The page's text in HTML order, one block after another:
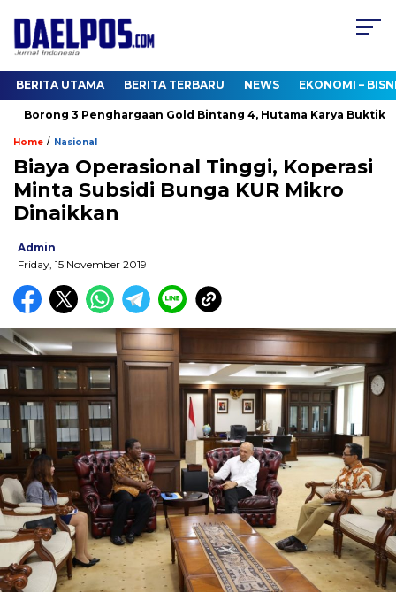
BERITA UTAMA BERITA TERBARU NEWS EKONOMI –
Borong 3 Penghargaan Gold Bintang 4, Hutama Karya Buktikan
Home / Nasional
Biaya Operasional Tinggi, Koperasi
Minta Subsidi Bunga KUR Mikro
Dinaikkan
Admin
Friday, 15 November 2019